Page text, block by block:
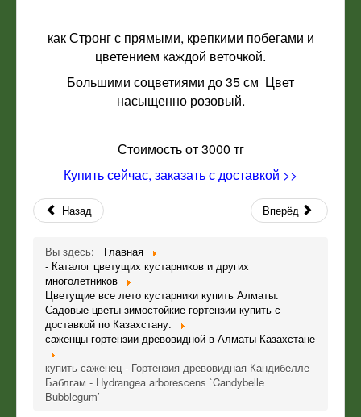
как Стронг с прямыми, крепкими побегами и
цветением каждой веточкой.
Большими соцветиями до 35 см Цвет
насыщенно розовый.
Стоимость от 3000 тг
Купить сейчас, заказать с доставкой >>
Назад Вперёд
Вы здесь:
Главная
- Каталог цветущих кустарников и других
многолетников
Цветущие все лето кустарники купить Алматы.
Садовые цветы зимостойкие гортензии купить с
доставкой по Казахстану.
саженцы гортензии древовидной в Алматы Казахстане
купить саженец - Гортензия древовидная Кандибелле
Баблгам - Hydrangea arborescens `Candybelle
Bubblegum’